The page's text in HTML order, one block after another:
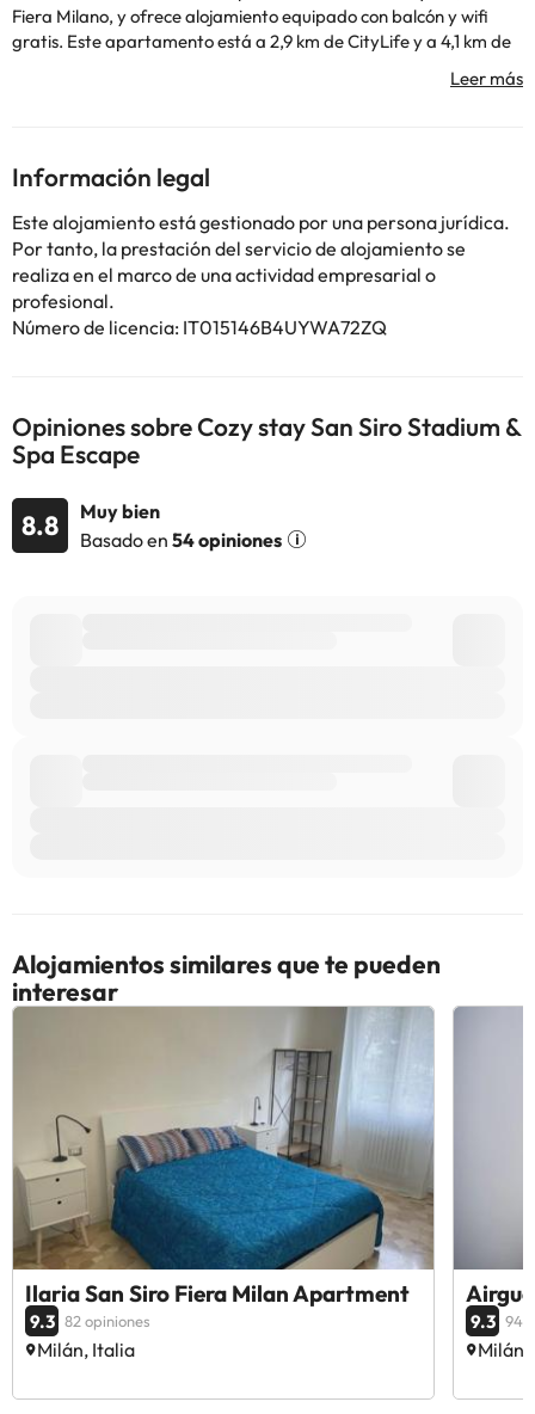
Fiera Milano, y ofrece alojamiento equipado con balcón y wifi
gratis. Este apartamento está a 2,9 km de CityLife y a 4,1 km de
aire acondicionado se compone de 1 dormitorio independiente,
apartamento. MUDEC está a 4,5 km del alojamiento, y Iglesia de
Santa Maria delle Grazie está a 4,5 km. El aeropuerto
(Aeropuerto de Milán - Linate) está a 15 km.
En este alojamiento no se pueden celebrar despedidas de soltero
o soltera ni fiestas similares.
Algunos de los servicios detallados pueden ser de pago. Puedes
Información legal
Este alojamiento está gestionado por una persona jurídica.
Por tanto, la prestación del servicio de alojamiento se
realiza en el marco de una actividad empresarial o
profesional.
Número de licencia: IT015146B4UYWA72ZQ
Opiniones sobre Cozy stay San Siro Stadium &
Spa Escape
8.8
Muy bien
Basado en 54 opiniones
Alojamientos similares que te pueden
interesar
Ilaria San Siro Fiera Milan Apartment
9.3 82 opiniones
Milán, Italia
9.3 94
Milán,